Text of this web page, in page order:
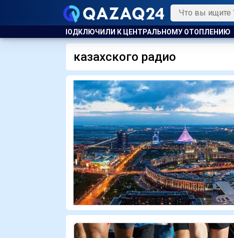
НЕ ПОДКЛЮЧИЛИ К ЦЕНТРАЛЬНОМУ ОТОПЛЕНИЮ УЕФА
казахского радио